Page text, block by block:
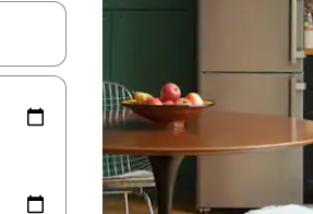
って移動するか、画面をタッチまたはス